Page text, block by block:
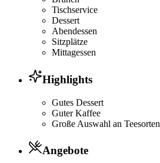
Tischservice
Dessert
Abendessen
Sitzplätze
Mittagessen
Highlights
Gutes Dessert
Guter Kaffee
Große Auswahl an Teesorten
Angebote